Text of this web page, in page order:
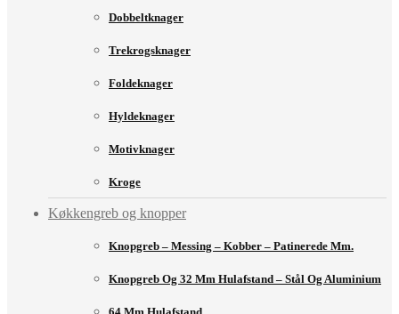
Dobbeltknager
Trekrogsknager
Foldeknager
Hyldeknager
Motivknager
Kroge
Køkkengreb og knopper
Knopgreb – Messing – Kobber – Patinerede Mm.
Knopgreb Og 32 Mm Hulafstand – Stål Og Aluminium